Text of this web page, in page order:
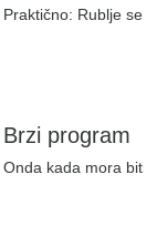
Praktično: Rublje se
Brzi program
Onda kada mora biti